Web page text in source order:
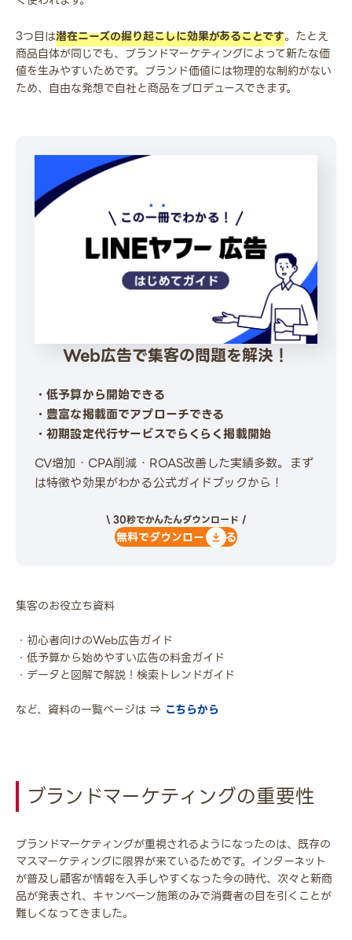
3つ目は潜在ニーズの掘り起こしに効果があることです。たとえ
商品自体が同じでも、ブランドマーケティングによって新たな価
値を生みやすいためです。ブランド価値には物理的な制約がない
ため、自由な発想で自社と商品をプロデュースできます。
Web広告で集客の問題を解決！
・低予算から開始できる
・豊富な掲載面でアプローチできる
・初期設定代行サービスでらくらく掲載開始
CV増加・CPA削減・ROAS改善した実績多数。まず
は特徴や効果がわかる公式ガイドブックから！
\ 30秒でかんたんダウンロード /
無料でダウンロードする
集客のお役立ち資料
・初心者向けのWeb広告ガイド
・低予算から始めやすい広告の料金ガイド
・データと図解で解説！検索トレンドガイド
など、資料の一覧ページは ⇒ こちらから
ブランドマーケティングの重要性
ブランドマーケティングが重視されるようになったのは、既存の
マスマーケティングに限界が来ているためです。インターネット
が普及し顧客が情報を入手しやすくなった今の時代、次々と新商
品が発表され、キャンペーン施策のみで消費者の目を引くことが
難しくなってきました。